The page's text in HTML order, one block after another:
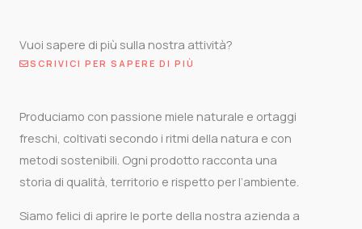
Vuoi sapere di più sulla nostra attività?
SCRIVICI PER SAPERE DI PIÙ
Produciamo con passione miele naturale e ortaggi
freschi, coltivati secondo i ritmi della natura e con
metodi sostenibili. Ogni prodotto racconta una
storia di qualità, territorio e rispetto per l’ambiente.
Siamo felici di aprire le porte della nostra azienda a